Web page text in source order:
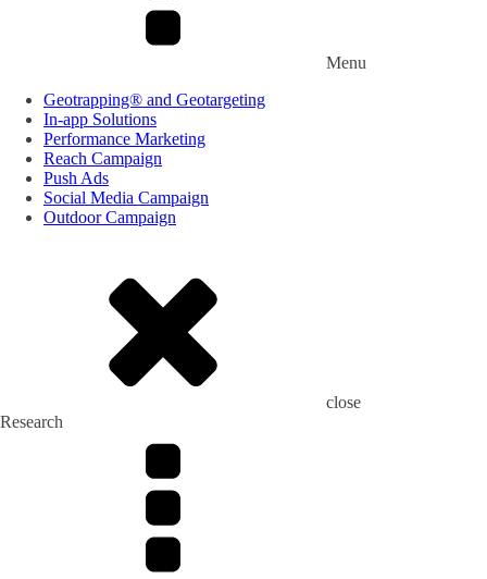
Menu
Geotrapping® and Geotargeting
In-app Solutions
Performance Marketing
Reach Campaign
Push Ads
Social Media Campaign
Outdoor Campaign
close
Research